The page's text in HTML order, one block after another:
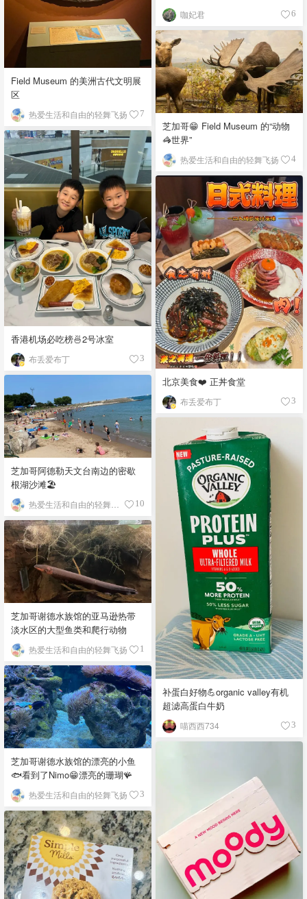
咖妃君 6
Field Museum 的美洲古代文明展
区
热爱生活和自由的轻舞飞扬 7
芝加哥😁 Field Museum 的“动物
🦓世界”
热爱生活和自由的轻舞飞扬 4
香港机场必吃榜🍜2号冰室
布丢爱布丁 3
北京美食❤️ 正丼食堂
布丢爱布丁 3
芝加哥阿德勒天文台南边的密歇
根湖沙滩🏖️
10
补蛋白好物💪organic valley有机
超滤高蛋白牛奶
喵西西734 3
芝加哥谢德水族馆的亚马逊热带
淡水区的大型鱼类和爬行动物
热爱生活和自由的轻舞飞扬 1
芝加哥谢德水族馆的漂亮的小鱼
🐟看到了Nimo😁漂亮的珊瑚🪸
热爱生活和自由的轻舞飞扬 3